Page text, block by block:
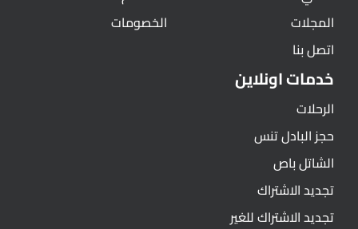
المجلات
اتصل بنا
الخصومات
خدمات اونلاين
الرحلات
حجز البادل تنس
الشاتل باص
تجديد الاشتراك
تجديد الاشتراك للغير